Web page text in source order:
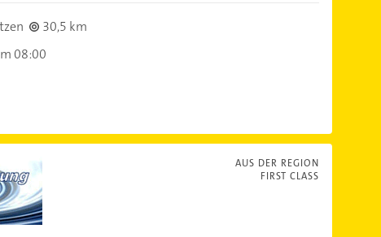
30,5 km
08:00
AUS DER REGION
FIRST CLASS